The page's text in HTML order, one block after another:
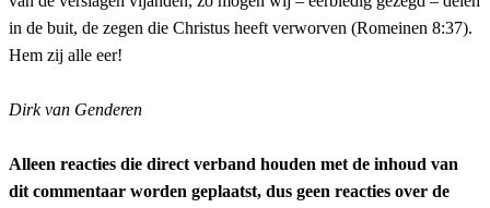
in de buit, de zegen die Christus heeft verworven (Romeinen 8:37).
Hem zij alle eer!
Dirk van Genderen
Alleen reacties die direct verband houden met de inhoud van
dit commentaar worden geplaatst, dus geen reacties over de